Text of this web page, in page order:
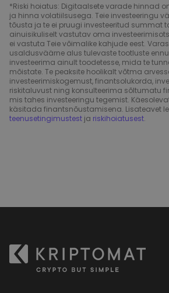
*Riski hoiatus: Digitaalsete varade hinnad
ja hinna volatiilsusega. Teie investeeringu
tõusta ja te ei pruugi investeeritud summat
ainuisikuliselt vastutav oma
ei vastuta Teie võimalike kahjude eest.
usaldusväärne alus tulevaste tootluste
investeerima ainult toodetesse, mida te
mõistate. Te peaksite hoolikalt võtma
investeerimiskogemust, finantsolukorda,
riskitaluvust ning konsulteerima sõltumatu
mis tahes investeeringu tegemist.
käsitada finantsnõustamisena. Lisateavet
teenusetingimustest ja riskihoiatusest.